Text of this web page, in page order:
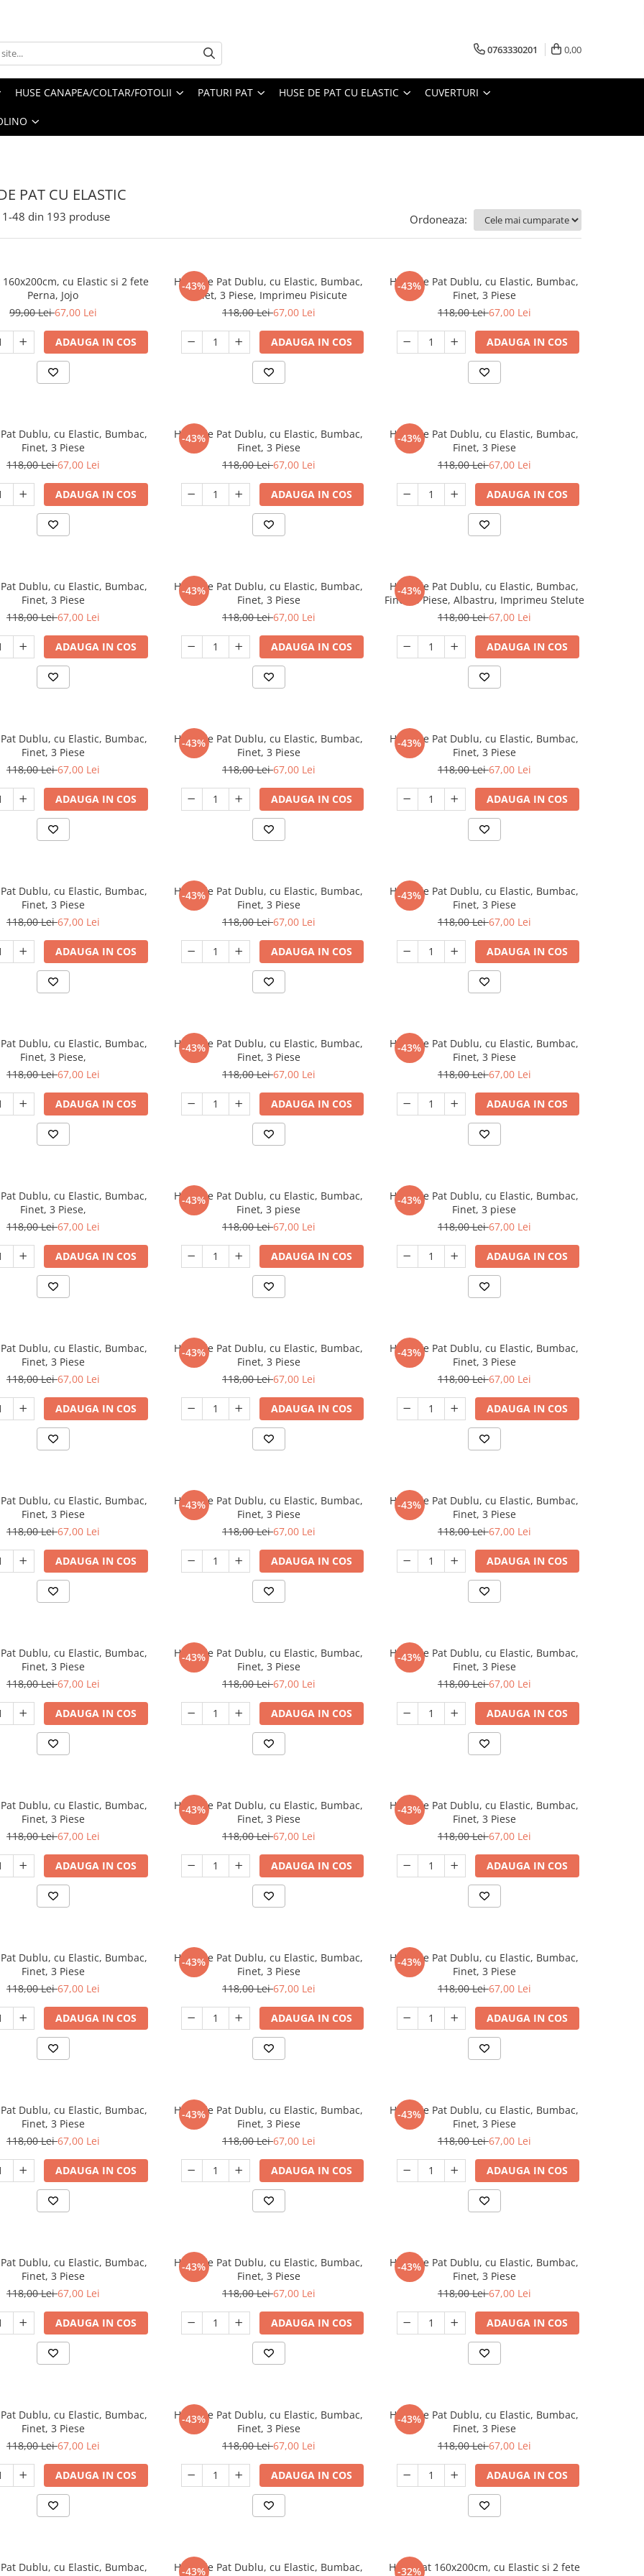
0763330201 0,00
HUSE CANAPEA/COLTAR/FOTOLII PATURI PAT HUSE DE PAT CU ELASTIC CUVERTURI
PAT CU ELASTIC
1-48 din 193 produse Ordoneaza:
160x200cm, cu Elastic si 2 fete
Perna, Jojo
99,00 Lei67,00 Lei
ADAUGA IN COS
-43%
Husa de Pat Dublu, cu Elastic, Bumbac,
Finet, 3 Piese, Imprimeu Pisicute
118,00 Lei67,00 Lei
ADAUGA IN COS
-43%
Husa de Pat Dublu, cu Elastic, Bumbac,
Finet, 3 Piese
118,00 Lei67,00 Lei
ADAUGA IN COS
Dublu, cu Elastic, Bumbac,
Finet, 3 Piese
118,00 Lei67,00 Lei
ADAUGA IN COS
-43%
Husa de Pat Dublu, cu Elastic, Bumbac,
Finet, 3 Piese
118,00 Lei67,00 Lei
ADAUGA IN COS
-43%
Husa de Pat Dublu, cu Elastic, Bumbac,
Finet, 3 Piese
118,00 Lei67,00 Lei
ADAUGA IN COS
Dublu, cu Elastic, Bumbac,
Finet, 3 Piese
118,00 Lei67,00 Lei
ADAUGA IN COS
-43%
Husa de Pat Dublu, cu Elastic, Bumbac,
Finet, 3 Piese
118,00 Lei67,00 Lei
ADAUGA IN COS
-43%
Husa de Pat Dublu, cu Elastic, Bumbac,
Finet, 3 Piese, Albastru, Imprimeu Stelute
118,00 Lei67,00 Lei
ADAUGA IN COS
Dublu, cu Elastic, Bumbac,
Finet, 3 Piese
118,00 Lei67,00 Lei
ADAUGA IN COS
-43%
Husa de Pat Dublu, cu Elastic, Bumbac,
Finet, 3 Piese
118,00 Lei67,00 Lei
ADAUGA IN COS
-43%
Husa de Pat Dublu, cu Elastic, Bumbac,
Finet, 3 Piese
118,00 Lei67,00 Lei
ADAUGA IN COS
Dublu, cu Elastic, Bumbac,
Finet, 3 Piese
118,00 Lei67,00 Lei
ADAUGA IN COS
-43%
Husa de Pat Dublu, cu Elastic, Bumbac,
Finet, 3 Piese
118,00 Lei67,00 Lei
ADAUGA IN COS
-43%
Husa de Pat Dublu, cu Elastic, Bumbac,
Finet, 3 Piese
118,00 Lei67,00 Lei
ADAUGA IN COS
Dublu, cu Elastic, Bumbac,
Finet, 3 Piese,
118,00 Lei67,00 Lei
ADAUGA IN COS
-43%
Husa de Pat Dublu, cu Elastic, Bumbac,
Finet, 3 Piese
118,00 Lei67,00 Lei
ADAUGA IN COS
-43%
Husa de Pat Dublu, cu Elastic, Bumbac,
Finet, 3 Piese
118,00 Lei67,00 Lei
ADAUGA IN COS
Dublu, cu Elastic, Bumbac,
Finet, 3 Piese,
118,00 Lei67,00 Lei
ADAUGA IN COS
-43%
Husa de Pat Dublu, cu Elastic, Bumbac,
Finet, 3 piese
118,00 Lei67,00 Lei
ADAUGA IN COS
-43%
Husa de Pat Dublu, cu Elastic, Bumbac,
Finet, 3 piese
118,00 Lei67,00 Lei
ADAUGA IN COS
Dublu, cu Elastic, Bumbac,
Finet, 3 Piese
118,00 Lei67,00 Lei
ADAUGA IN COS
-43%
Husa de Pat Dublu, cu Elastic, Bumbac,
Finet, 3 Piese
118,00 Lei67,00 Lei
ADAUGA IN COS
-43%
Husa de Pat Dublu, cu Elastic, Bumbac,
Finet, 3 Piese
118,00 Lei67,00 Lei
ADAUGA IN COS
Dublu, cu Elastic, Bumbac,
Finet, 3 Piese
118,00 Lei67,00 Lei
ADAUGA IN COS
-43%
Husa de Pat Dublu, cu Elastic, Bumbac,
Finet, 3 Piese
118,00 Lei67,00 Lei
ADAUGA IN COS
-43%
Husa de Pat Dublu, cu Elastic, Bumbac,
Finet, 3 Piese
118,00 Lei67,00 Lei
ADAUGA IN COS
Dublu, cu Elastic, Bumbac,
Finet, 3 Piese
118,00 Lei67,00 Lei
ADAUGA IN COS
-43%
Husa de Pat Dublu, cu Elastic, Bumbac,
Finet, 3 Piese
118,00 Lei67,00 Lei
ADAUGA IN COS
-43%
Husa de Pat Dublu, cu Elastic, Bumbac,
Finet, 3 Piese
118,00 Lei67,00 Lei
ADAUGA IN COS
Dublu, cu Elastic, Bumbac,
Finet, 3 Piese
118,00 Lei67,00 Lei
ADAUGA IN COS
-43%
Husa de Pat Dublu, cu Elastic, Bumbac,
Finet, 3 Piese
118,00 Lei67,00 Lei
ADAUGA IN COS
-43%
Husa de Pat Dublu, cu Elastic, Bumbac,
Finet, 3 Piese
118,00 Lei67,00 Lei
ADAUGA IN COS
Dublu, cu Elastic, Bumbac,
Finet, 3 Piese
118,00 Lei67,00 Lei
ADAUGA IN COS
-43%
Husa de Pat Dublu, cu Elastic, Bumbac,
Finet, 3 Piese
118,00 Lei67,00 Lei
ADAUGA IN COS
-43%
Husa de Pat Dublu, cu Elastic, Bumbac,
Finet, 3 Piese
118,00 Lei67,00 Lei
ADAUGA IN COS
Dublu, cu Elastic, Bumbac,
Finet, 3 Piese
118,00 Lei67,00 Lei
ADAUGA IN COS
-43%
Husa de Pat Dublu, cu Elastic, Bumbac,
Finet, 3 Piese
118,00 Lei67,00 Lei
ADAUGA IN COS
-43%
Husa de Pat Dublu, cu Elastic, Bumbac,
Finet, 3 Piese
118,00 Lei67,00 Lei
ADAUGA IN COS
Dublu, cu Elastic, Bumbac,
Finet, 3 Piese
118,00 Lei67,00 Lei
ADAUGA IN COS
-43%
Husa de Pat Dublu, cu Elastic, Bumbac,
Finet, 3 Piese
118,00 Lei67,00 Lei
ADAUGA IN COS
-43%
Husa de Pat Dublu, cu Elastic, Bumbac,
Finet, 3 Piese
118,00 Lei67,00 Lei
ADAUGA IN COS
Dublu, cu Elastic, Bumbac,
Finet, 3 Piese
118,00 Lei67,00 Lei
ADAUGA IN COS
-43%
Husa de Pat Dublu, cu Elastic, Bumbac,
Finet, 3 Piese
118,00 Lei67,00 Lei
ADAUGA IN COS
-43%
Husa de Pat Dublu, cu Elastic, Bumbac,
Finet, 3 Piese
118,00 Lei67,00 Lei
ADAUGA IN COS
Dublu, cu Elastic, Bumbac,
-43%
Husa de Pat Dublu, cu Elastic, Bumbac,
-32%
Husa Pat 160x200cm, cu Elastic si 2 fete